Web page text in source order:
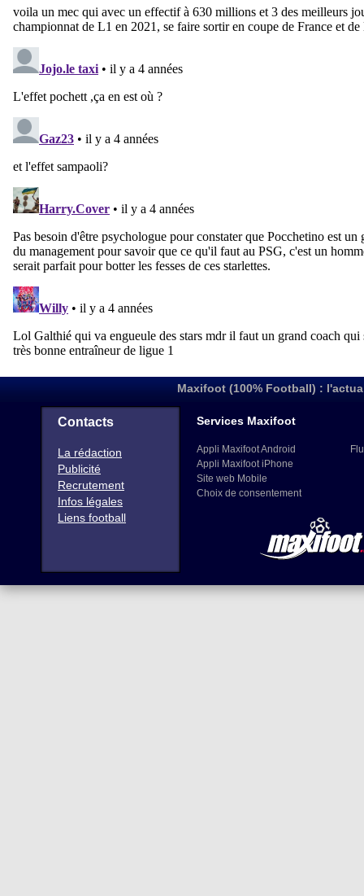
Maxifoot (100% Football) :
Contacts
La rédaction
Publicité
Recrutement
Infos légales
Liens football
Services Maxifoot
Appli Maxifoot Android
Appli Maxifoot iPhone
Site web Mobile
Choix de consentement